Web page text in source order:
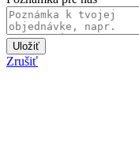
Uložiť
Zrušiť